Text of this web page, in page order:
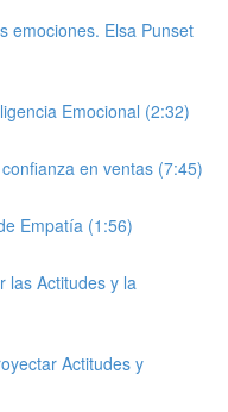
emociones. Elsa Punset
Emocional (2:32)
en ventas (7:45)
Empatía (1:56)
las Actitudes y la
Actitudes y